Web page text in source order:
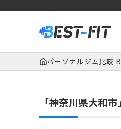
パーソナルジム比較
「神奈川県大和